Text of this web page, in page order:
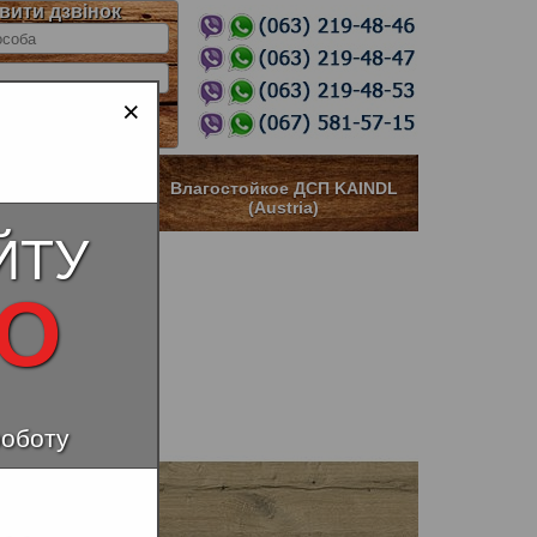
дзвінок
Влагостойкое ДСП KAINDL
(Austria)
×